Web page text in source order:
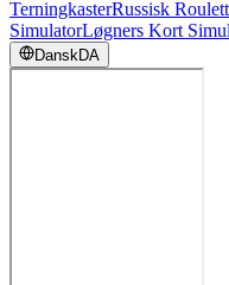
TerningkasterRussisk
SimulatorLøgners Kort
DanskDA